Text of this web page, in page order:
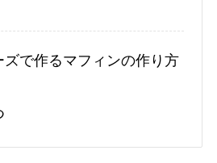
ズで作るマフィンの作り方